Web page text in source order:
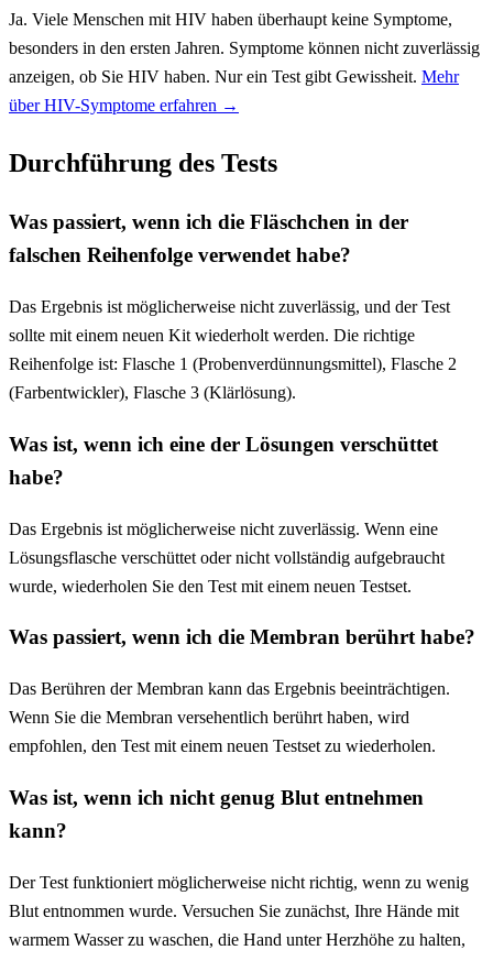
Ja. Viele Menschen mit HIV haben überhaupt keine Symptome,
besonders in den ersten Jahren. Symptome können nicht zuverlässig
anzeigen, ob Sie HIV haben. Nur ein Test gibt Gewissheit. Mehr
über HIV-Symptome erfahren →
Durchführung des Tests
Was passiert, wenn ich die Fläschchen in der
falschen Reihenfolge verwendet habe?
Das Ergebnis ist möglicherweise nicht zuverlässig, und der Test
sollte mit einem neuen Kit wiederholt werden. Die richtige
Reihenfolge ist: Flasche 1 (Probenverdünnungsmittel), Flasche 2
(Farbentwickler), Flasche 3 (Klärlösung).
Was ist, wenn ich eine der Lösungen verschüttet
habe?
Das Ergebnis ist möglicherweise nicht zuverlässig. Wenn eine
Lösungsflasche verschüttet oder nicht vollständig aufgebraucht
wurde, wiederholen Sie den Test mit einem neuen Testset.
Was passiert, wenn ich die Membran berührt habe?
Das Berühren der Membran kann das Ergebnis beeinträchtigen.
Wenn Sie die Membran versehentlich berührt haben, wird
empfohlen, den Test mit einem neuen Testset zu wiederholen.
Was ist, wenn ich nicht genug Blut entnehmen
kann?
Der Test funktioniert möglicherweise nicht richtig, wenn zu wenig
Blut entnommen wurde. Versuchen Sie zunächst, Ihre Hände mit
warmem Wasser zu waschen, die Hand unter Herzhöhe zu halten,